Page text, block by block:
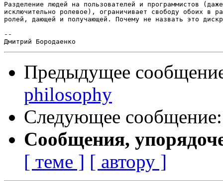
Разделение людей на пользователей и программистов
исключительно ролевое), ограничивает свободу обоих в
ролей, дающей и получающей. Почему не назвать это
--
Предыдущее
philosophy
Следующее
Сообщения,
[ теме ] [ автору ]